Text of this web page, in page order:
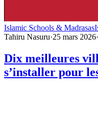
Islamic Schools & Madrasas
Tahiru Nasuru·25 mars 2026·
Dix meilleures
s’installer pour